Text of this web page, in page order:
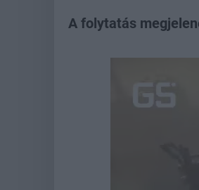
A folytatás